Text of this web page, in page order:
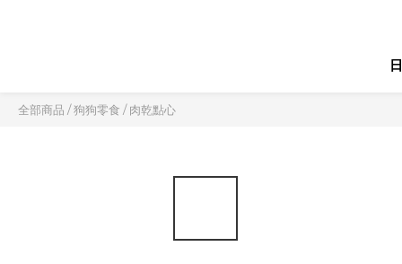
全部商品 /狗狗零食 /肉乾點心